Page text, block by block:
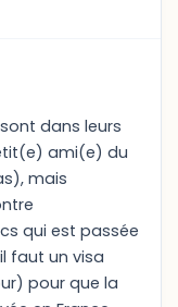
dans leurs
ami(e) du
mais
qui est passée
faut un visa
pour que la